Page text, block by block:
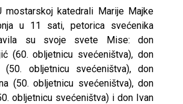
mostarskoj katedrali Marije Majke
u 11 sati, petorica svećenika
su svoje svete Mise: don
(60. obljetnicu svećeništva), don
(50. obljetnicu svećeništva), don
(50. obljetnicu svećeništva), don
obljetnicu svećeništva) i don Ivan